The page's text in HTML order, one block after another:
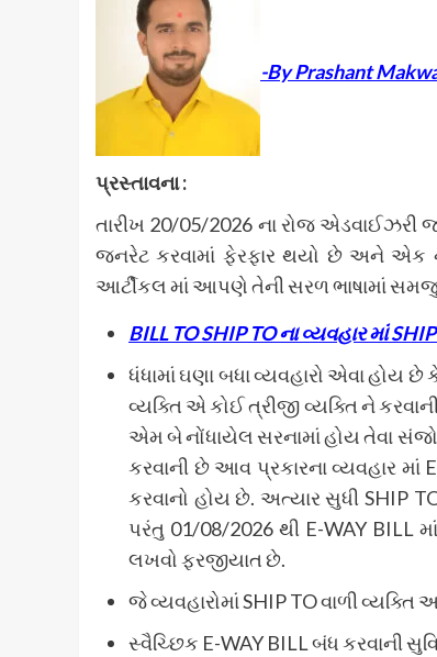
-By Prashant
પ્રસ્તાવના:
તારીખ 20/05/2026 ના રોજ એડવાઈઝરી
જનરેટ કરવામાં ફેરફાર થયો છે અને એક
આર્ટીકલ માં આપણે તેની સરળ ભાષામાં
BILL TOSHIP TOના વ્યવહાર માંSHIP
ધંધામાં ઘણા બધા વ્યવહારો એવા હોય છે
વ્યક્તિ એ કોઈ ત્રીજી વ્યક્તિ ને
એમ બે નોંધાયેલ સરનામાં હોય તેવા
કરવાની છે આવ પ્રકારના વ્યવહાર માં
કરવાનો હોય છે. અત્યાર સુધી SHIP
પરંતુ 01/08/2026 થી E-WAY BILL
લખવો ફરજીયાત છે.
જે વ્યવહારોમાં SHIP TO વાળી
સ્વૈચ્છિક E-WAY BILL બંધ કરવાની